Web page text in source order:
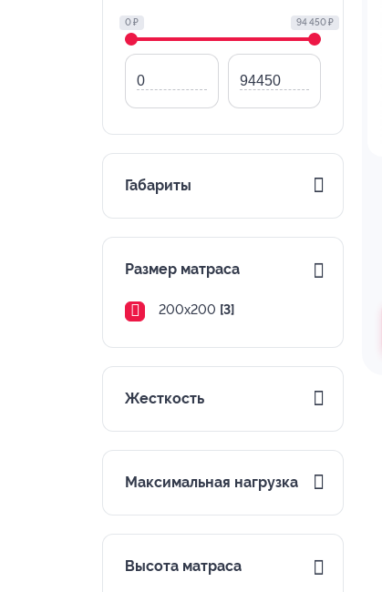
0 ₽ 94 450 ₽
Габариты
Размер матраса
200х200 [3]
Жесткость
Максимальная нагрузка
Высота матраса